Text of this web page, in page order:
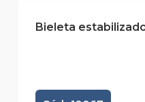
Bieleta